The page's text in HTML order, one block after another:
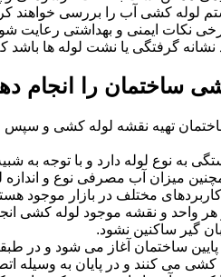
لوله کشی آب را بررسی خواهند
نکات ایمنی و بهداشتی رعایت
نشانه گرفتگی یا نشت لوله ها
ساختمان را انجام
تهیه نقشه لوله کشی و سپس
به نوع لوله دارد و با توجه به
میزان آب مصرفی نوع و
مختلف در بازار موجود
واحد و نقشه موجود لوله کشی
گیر ساکنین نشود.
ساختمان آغاز می شود و در
می کنند و در پایان به وسیله